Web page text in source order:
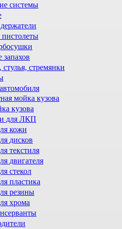
системы
запахов
стремянки
мойка кузова
кузова
для ЛКП
кожи
дисков
текстиля
двигателя
стекол
пластика
резины
хрома